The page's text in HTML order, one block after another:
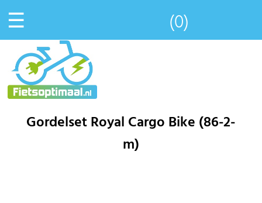
☰ (0)
Gordelset Royal Cargo Bike (86-2-
m)